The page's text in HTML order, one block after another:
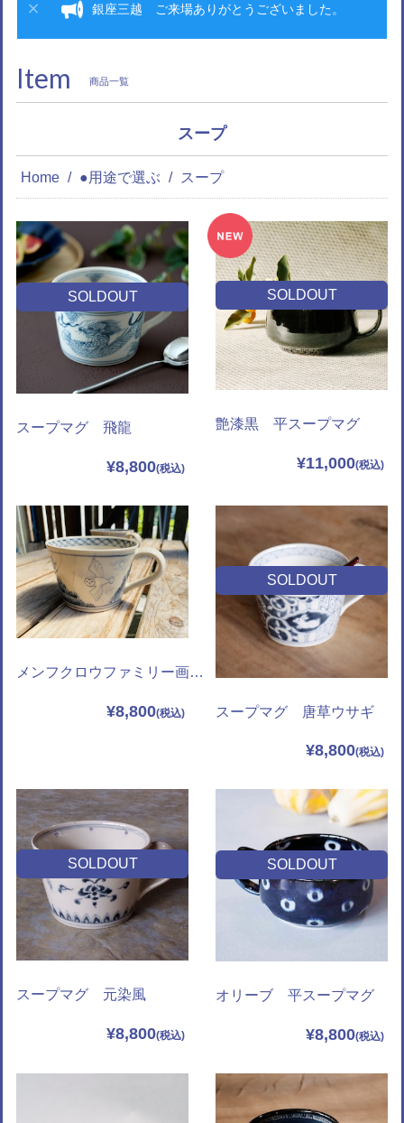
銀座三越 ご来場ありがとうございました。
Item 商品一覧
スープ
Home ●用途で選ぶ スープ
SOLDOUT
スープマグ 飛龍
¥8,800
SOLDOUT
艶漆黒 平スープマグ
¥11,000
メンフクロウファミリー画スープマグ
¥8,800
SOLDOUT
スープマグ 唐草ウサギ
¥8,800
SOLDOUT
スープマグ 元染風
¥8,800
SOLDOUT
オリーブ 平スープマグ
¥8,800